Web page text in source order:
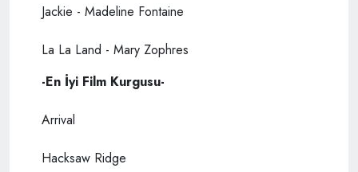
Jackie - Madeline Fontaine
La La Land - Mary Zophres
-En İyi Film Kurgusu-
Arrival
Hacksaw Ridge